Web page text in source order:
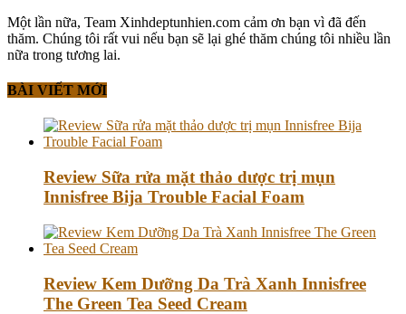
Một lần nữa, Team Xinhdeptunhien.com cảm ơn bạn vì đã đến
thăm. Chúng tôi rất vui nếu bạn sẽ lại ghé thăm chúng tôi nhiều lần
nữa trong tương lai.
BÀI VIẾT MỚI
Review Sữa rửa mặt thảo dược trị mụn
Innisfree Bija Trouble Facial Foam
Review Kem Dưỡng Da Trà Xanh Innisfree
The Green Tea Seed Cream